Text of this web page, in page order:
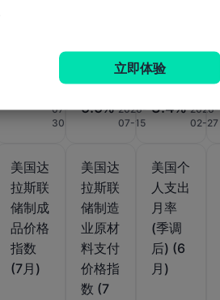
07-
30
5.5% 2026-
07-15
3.4% 2026-
02-27
美国达
拉斯联
储制成
品价格
指数
(7月)
美国达
拉斯联
储制造
业原材
料支付
价格指
数 (7
美国个
人支出
月率
(季调
后) (6
月)
立即体验